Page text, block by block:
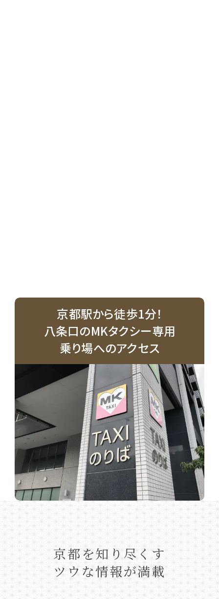
京都駅から徒歩1分！
八条口のMKタクシー専用
乗り場へのアクセス
京都を知り尽くす
ツウな情報が満載